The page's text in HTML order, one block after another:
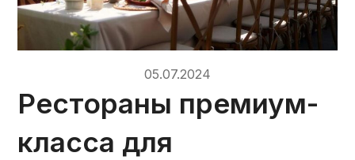
05.07.2024
Рестораны премиум-
класса для